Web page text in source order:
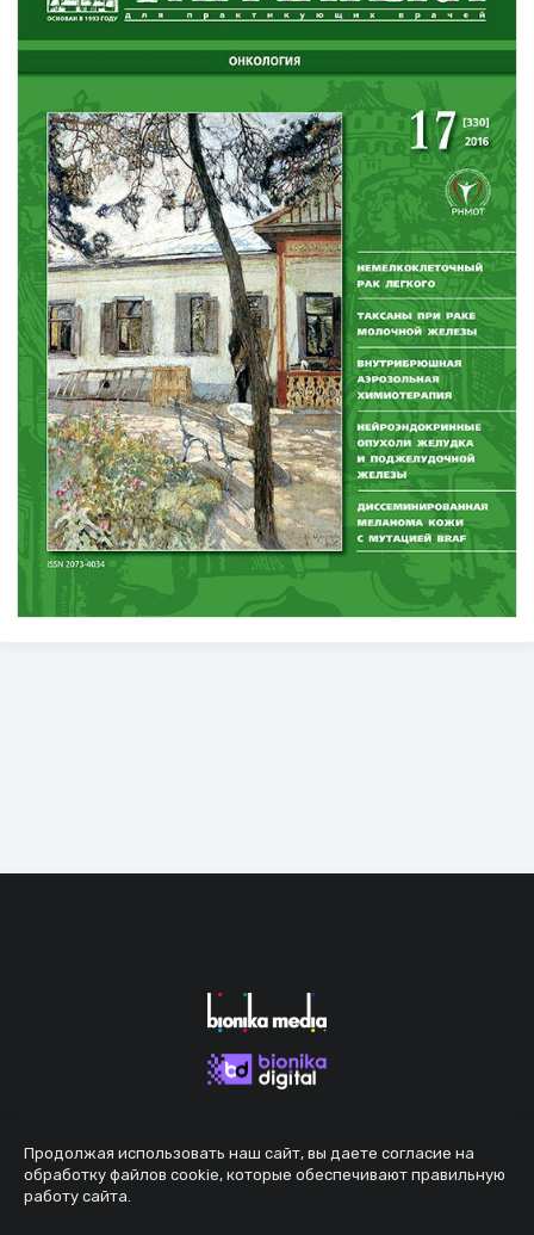
Продолжая использовать наш сайт, вы даете согласие на
обработку файлов cookie, которые обеспечивают правильную
работу сайта.